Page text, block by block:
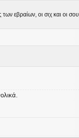
εβραίων, οι σιχ και οι